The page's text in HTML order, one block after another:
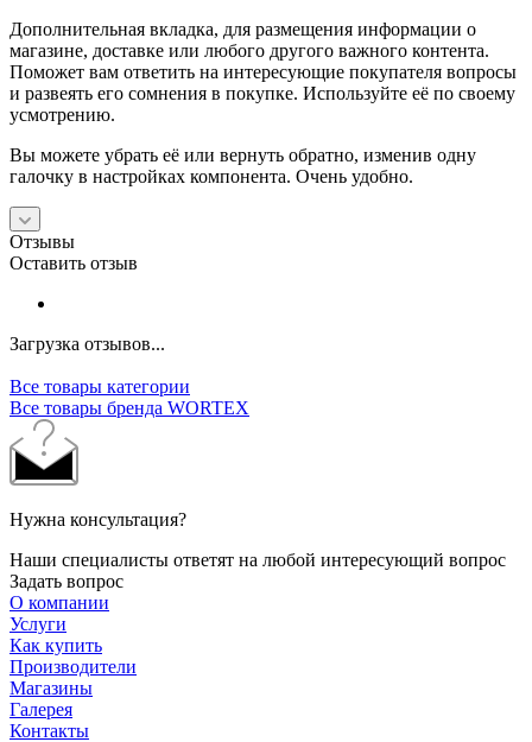
Дополнительная вкладка, для размещения информации о
магазине, доставке или любого другого важного контента.
Поможет вам ответить на интересующие покупателя вопросы
и развеять его сомнения в покупке. Используйте её по своему
усмотрению.
Вы можете убрать её или вернуть обратно, изменив одну
галочку в настройках компонента. Очень удобно.
Отзывы
Оставить отзыв
Загрузка отзывов...
Все товары категории
Все товары бренда WORTEX
Нужна консультация?
Наши специалисты ответят на любой интересующий вопрос
Задать вопрос
О компании
Услуги
Как купить
Производители
Магазины
Галерея
Контакты